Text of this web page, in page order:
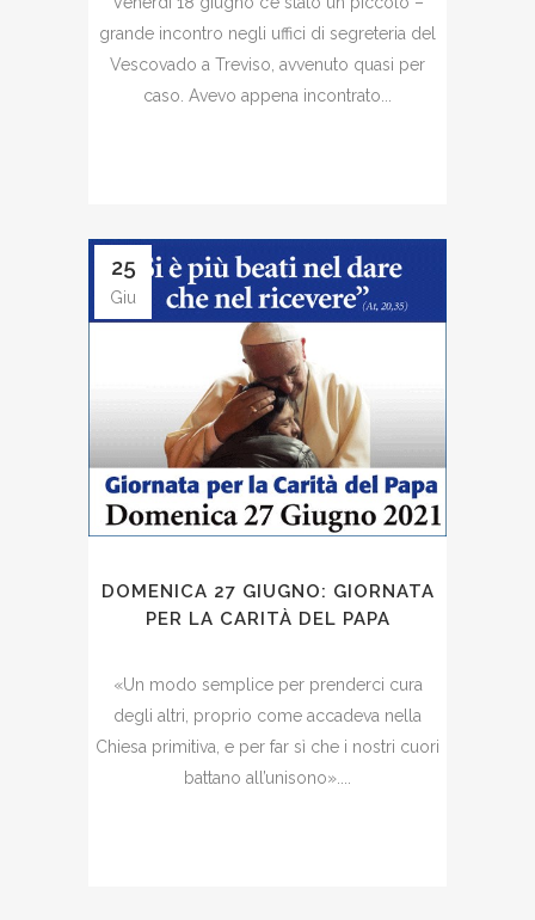
grande incontro negli uffici di segreteria del
Vescovado a Treviso, avvenuto quasi per
caso. Avevo appena incontrato...
25
Giu
DOMENICA 27 GIUGNO: GIORNATA
PER LA CARITÀ DEL PAPA
«Un modo semplice per prenderci cura
degli altri, proprio come accadeva nella
Chiesa primitiva, e per far sì che i nostri cuori
battano all’unisono»....